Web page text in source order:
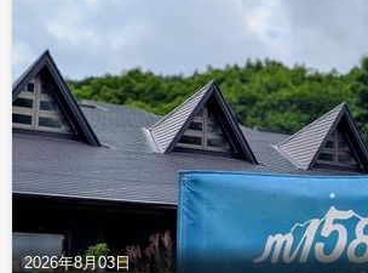
2026年8月03日